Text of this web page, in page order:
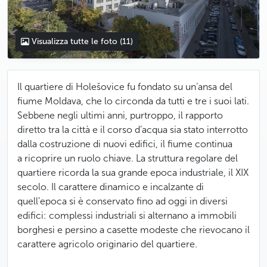
Visualizza tutte le foto (11)
Il quartiere di Holešovice fu fondato su un’ansa del
fiume Moldava, che lo circonda da tutti e tre i suoi lati.
Sebbene negli ultimi anni, purtroppo, il rapporto
diretto tra la città e il corso d’acqua sia stato interrotto
dalla costruzione di nuovi edifici, il fiume continua
a ricoprire un ruolo chiave. La struttura regolare del
quartiere ricorda la sua grande epoca industriale, il XIX
secolo. Il carattere dinamico e incalzante di
quell’epoca si è conservato fino ad oggi in diversi
edifici: complessi industriali si alternano a immobili
borghesi e persino a casette modeste che rievocano il
carattere agricolo originario del quartiere.